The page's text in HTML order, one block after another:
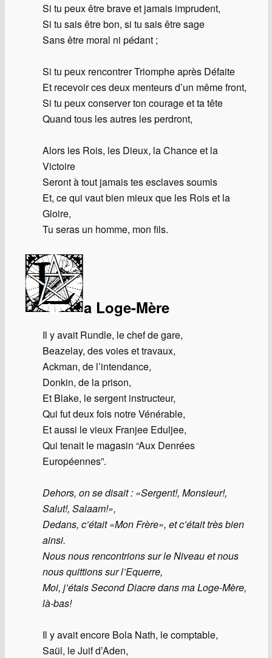
Si tu peux être brave et jamais imprudent,
Si tu sais être bon, si tu sais être sage
Sans être moral ni pédant ;
Si tu peux rencontrer Triomphe après Défaite
Et recevoir ces deux menteurs d’un même front,
Si tu peux conserver ton courage et ta tête
Quand tous les autres les perdront,
Alors les Rois, les Dieux, la Chance et la
Victoire
Seront à tout jamais tes esclaves soumis
Et, ce qui vaut bien mieux que les Rois et la
Gloire,
Tu seras un homme, mon fils.
a Loge-Mère
Il y avait Rundle, le chef de gare,
Beazelay, des voies et travaux,
Ackman, de l’intendance,
Donkin, de la prison,
Et Blake, le sergent instructeur,
Qui fut deux fois notre Vénérable,
Et aussi le vieux Franjee Eduljee,
Qui tenait le magasin “Aux Denrées
Européennes”.
Dehors, on se disait : «Sergent!, Monsieur!,
Salut!, Salaam!»,
Dedans, c’était «Mon Frère», et c’était très bien
ainsi.
Nous nous rencontrions sur le Niveau et nous
nous quittions sur l’Equerre,
Moi, j’étais Second Diacre dans ma Loge-Mère,
là-bas!
Il y avait encore Bola Nath, le comptable,
Saül, le Juif d’Aden,